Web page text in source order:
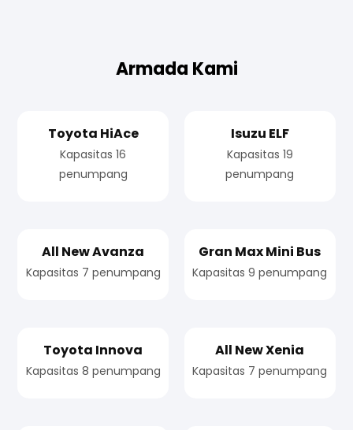
Armada Kami
Toyota HiAce
Kapasitas 16
penumpang
Isuzu ELF
Kapasitas 19
penumpang
All New Avanza
Kapasitas 7 penumpang
Gran Max Mini Bus
Kapasitas 9 penumpang
Toyota Innova
Kapasitas 8 penumpang
All New Xenia
Kapasitas 7 penumpang